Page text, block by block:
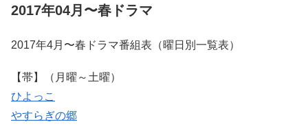
2017年04月〜春ドラマ
2017年4月〜春ドラマ番組表（曜日別一覧表）
【帯】（月曜～土曜）
ひよっこ
やすらぎの郷